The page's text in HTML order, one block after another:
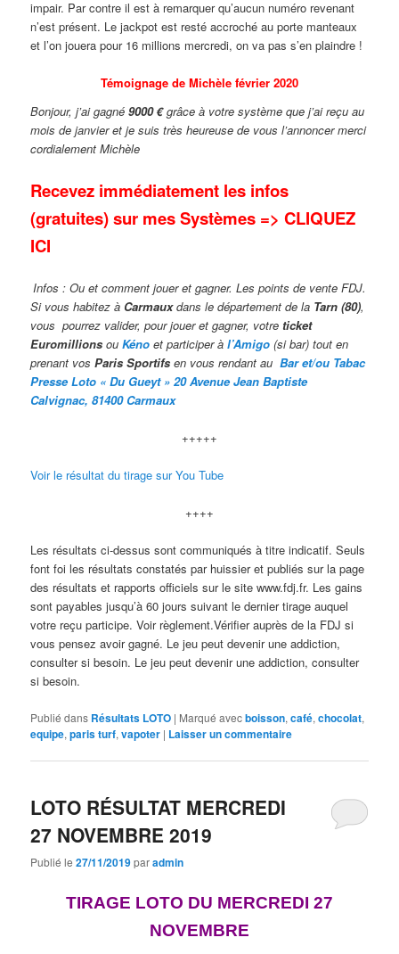
impair. Par contre il est à remarquer qu’aucun numéro revenant
n’est présent. Le jackpot est resté accroché au porte manteaux
et l’on jouera pour 16 millions mercredi, on va pas s’en plaindre !
Témoignage de Michèle février 2020
Bonjour, j’ai gagné9000 €grâce à votre système que j’ai reçu au
mois de janvier et je suis très heureuse de vous l’annoncer merci
cordialement Michèle
Recevez immédiatement les infos
(gratuites) sur mes Systèmes => CLIQUEZ
ICI
Infos : Ou et comment jouer et gagner. Les points de vente FDJ.
Si vous habitez à Carmaux dans le département de la Tarn (80),
vous pourrez valider,pour jouer et gagner, votre ticket
Euromillions ouKéno et participer àl’Amigo (si bar) tout en
prenant vosParis Sportifs en vous rendant au Bar et/ou Tabac
Presse Loto « Du Gueyt » 20 Avenue Jean Baptiste
Calvignac, 81400 Carmaux
+++++
Voir le résultat du tirage sur You Tube
++++
Les résultats ci-dessus sont communiqués à titre indicatif. Seuls
font foi les résultats constatés par huissier et publiés sur la page
des résultats et rapports officiels sur le site www.fdj.fr. Les gains
sont payables jusqu’à 60 jours suivant le dernier tirage auquel
votre reçu participe. Voir règlement.Vérifier auprès de la FDJ si
vous pensez avoir gagné. Le jeu peut devenir une addiction,
consulter si besoin. Le jeu peut devenir une addiction, consulter
si besoin.
Publié dans Résultats LOTO | Marqué avecboisson,café,chocolat,
equipe,paris turf,vapoter | Laisser un commentaire
LOTO RÉSULTAT MERCREDI
27 NOVEMBRE 2019
Publié le27/11/2019paradmin
TIRAGE LOTO DU MERCREDI 27
NOVEMBRE